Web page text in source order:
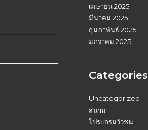
เมษายน 2025
มีนาคม 2025
กุมภาพันธ์ 2025
มกราคม 2025
Categories
Uncategorized
สนาม
โปรแกรมวัวชน